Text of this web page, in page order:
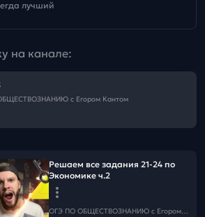
лучший
на канале:
c Егором Кантом
Решаем все задания 21-24 по
Экономике ч.2
ОГЭ ПО ОБЩЕСТВОЗНАНИЮ c Егором Кантом